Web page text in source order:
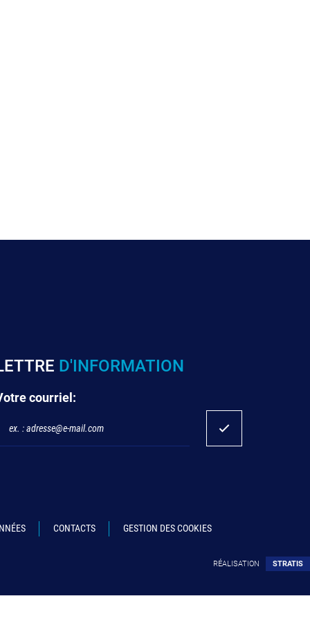
D'INFORMATION
courriel:
CONTACTS GESTION DES COOKIES
RÉALISATION STRATIS